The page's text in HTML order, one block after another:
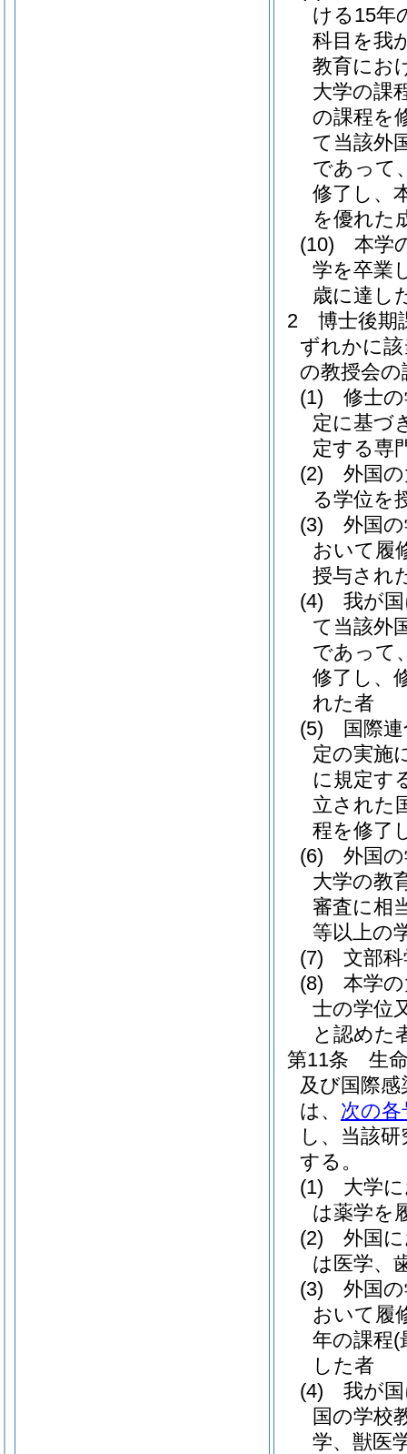
ける15年
科目を我
教育にお
大学の課
の課程を
て当該外
であって
修了し、
を優れた
(10)
本学
学を卒業
歳に達し
2
博士後期
ずれかに
の教授会
(1)
修士
定に基づ
定する専
(2)
外国
る学位を
(3)
外国
おいて履
授与され
(4)
我が
て当該外
であって
修了し、
れた者
(5)
国際
定の実施
に規定す
立された
程を修了
(6)
外国
大学の教
審査に相
等以上の
(7)
文部
(8)
本学
士の学位
と認めた
第11条
生
及び国際
は、 次の各
し、当該
する。
(1)
大学
は薬学を
(2)
外国
は医学、
(3)
外国
おいて履
年の課程(
した者
(4)
我が
国の学校
学、獣医